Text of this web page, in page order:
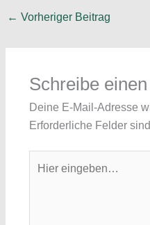
← Vorheriger Beitrag
Schreibe
Deine E-Mail-Adresse
Erforderliche Felder
eingeben…